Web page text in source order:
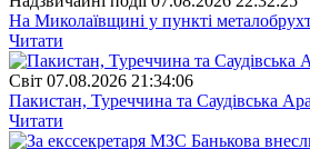
На Миколаївщині у пункті
Читати
Свiт 07.08.2026 21:34:06
Пакистан, Туреччина та Саудівська
Читати